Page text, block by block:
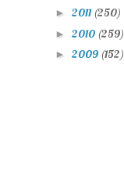
► 2011 (250)
► 2010 (259)
► 2009 (152)